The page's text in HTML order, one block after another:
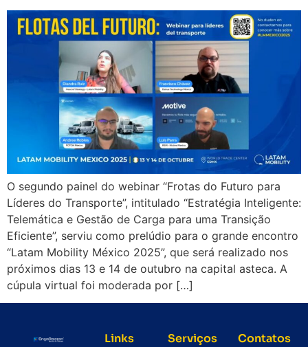
O segundo painel do webinar “Frotas do Futuro para
Líderes do Transporte”, intitulado “Estratégia Inteligente:
Telemática e Gestão de Carga para uma Transição
Eficiente”, serviu como prelúdio para o grande encontro
“Latam Mobility México 2025”, que será realizado nos
próximos dias 13 e 14 de outubro na capital asteca. A
cúpula virtual foi moderada por […]
Links
Serviços Contatos